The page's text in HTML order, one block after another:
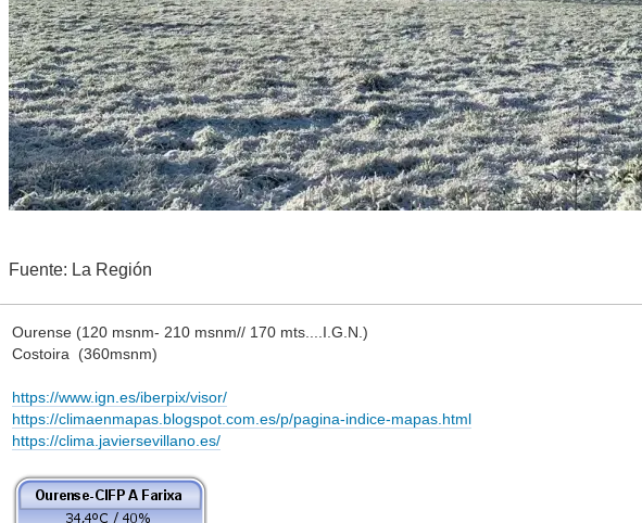
Fuente: La Región
Ourense (120 msnm- 210 msnm// 170 mts....I.G.N.)
Costoira (360msnm)
https://www.ign.es/iberpix/visor/
https://climaenmapas.blogspot.com.es/p/pagina-indice-mapas.html
https://clima.javiersevillano.es/